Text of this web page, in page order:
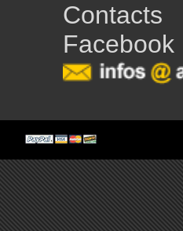
Contacts
Facebook